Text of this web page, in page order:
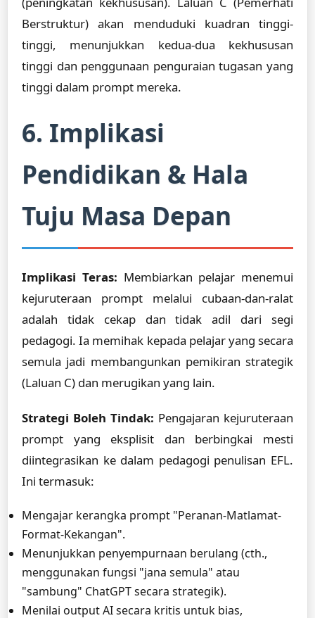
Berstruktur) akan menduduki kuadran tinggi-
tinggi, menunjukkan kedua-dua kekhususan
tinggi dan penggunaan penguraian tugasan yang
tinggi dalam prompt mereka.
6. Implikasi
Pendidikan & Hala
Tuju Masa Depan
Implikasi Teras: Membiarkan pelajar menemui
kejuruteraan prompt melalui cubaan-dan-ralat
adalah tidak cekap dan tidak adil dari segi
pedagogi. Ia memihak kepada pelajar yang secara
semula jadi membangunkan pemikiran strategik
(Laluan C) dan merugikan yang lain.
Strategi Boleh Tindak: Pengajaran kejuruteraan
prompt yang eksplisit dan berbingkai mesti
diintegrasikan ke dalam pedagogi penulisan EFL.
Ini termasuk:
Mengajar kerangka prompt "Peranan-Matlamat-
Format-Kekangan".
Menunjukkan penyempurnaan berulang (cth.,
menggunakan fungsi "jana semula" atau
"sambung" ChatGPT secara strategik).
Menilai output AI secara kritis untuk bias,